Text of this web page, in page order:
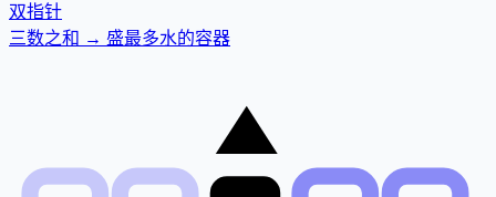
双指针
三数之和 → 盛最多水的容器